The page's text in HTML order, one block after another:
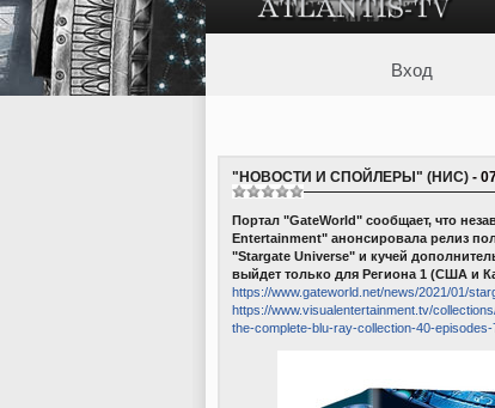
Вход
"НОВОСТИ И СПОЙЛЕРЫ" (НИС) -
Портал "GateWorld" сообщает, что
Entertainment" анонсировала релиз
"Stargate Universe" и кучей
выйдет только для Региона 1 (США и
https://www.gateworld.net/news/2021/01/
https://www.visualentertainment.tv/
the-complete-blu-ray-collection-40-